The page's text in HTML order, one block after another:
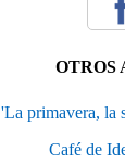
OTROS
'La primavera, la
Café de